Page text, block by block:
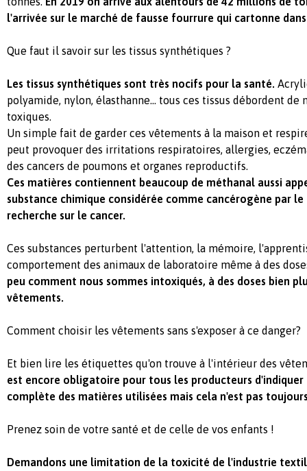
l'arrivée sur le marché de fausse fourrure qui cartonne
Que faut il savoir sur les tissus synthétiques ?
Les tissus synthétiques sont très nocifs pour la santé.
polyamide, nylon, élasthanne... tous ces tissus débordent
toxiques.
Un simple fait de garder ces vêtements à la maison et
peut provoquer des irritations respiratoires, allergies,
des cancers de poumons et organes reproductifs.
Ces matières contiennent beaucoup de méthanal aussi
substance chimique considérée comme cancérogène par
recherche sur le cancer.
Ces substances perturbent l'attention, la mémoire,
comportement des animaux de laboratoire même à des
peu comment nous sommes intoxiqués, à des doses bien
vêtements.
Comment choisir les vêtements sans s'exposer à ce danger?
Et bien lire les étiquettes qu'on trouve à l'intérieur des
est encore obligatoire pour tous les producteurs
complète des matières utilisées mais cela n'est pas
Prenez soin de votre santé et de celle de vos enfants !
Demandons une limitation de la toxicité de l'industrie